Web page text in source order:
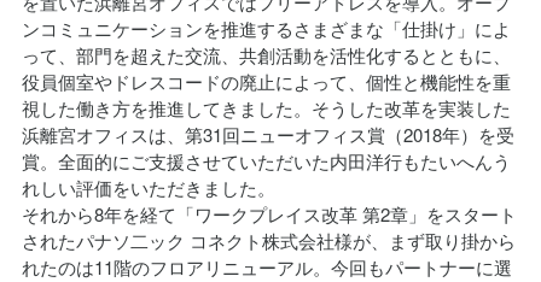
って、部門を超えた交流、共創活動を活性化するとともに、
役員個室やドレスコードの廃止によって、個性と機能性を重
視した働き方を推進してきました。そうした改革を実装した
浜離宮オフィスは、第31回ニューオフィス賞（2018年）を受
賞。全面的にご支援させていただいた内田洋行もたいへんう
れしい評価をいただきました。
それから8年を経て「ワークプレイス改革 第2章」をスタート
されたパナソ二ック コネクト株式会社様が、まず取り掛から
れたのは11階のフロアリニューアル。今回もパートナーに選
択いただいた内田洋行は、サポートに全力を注ぎました。